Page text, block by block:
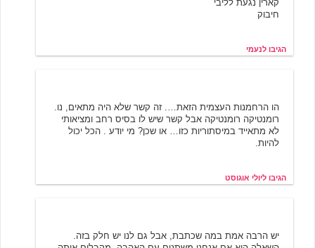
קארין נגעת לליבי
חיבוק
הגיבו לנעמי
הו הרחמנות העצמית הזאת…. זה קשר שלא היה מתאים, נו.
רומנטיקה רומנטיקה אבל קשר שיש לו בסיס רחב ומציאותי
לא מתאייד במיסתוריות כזו… או שכן? מי יודע . הכל יכול
להיות.
הגיבו ליולי אוגוסט
יש הרבה אמת במה שכתבת, אבל גם לנו יש חלק בזה.